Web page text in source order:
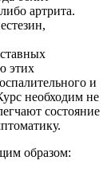
артрита.
этих
и
необходим не
состояние
образом: